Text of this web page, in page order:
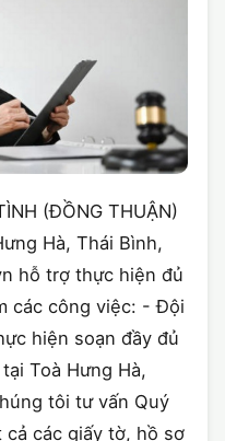
(ĐỒNG THUẬN)
Hà, Thái Bình,
hỗ trợ thực hiện đủ
các công việc: - Đội
hiện soạn đầy đủ
Toà Hưng Hà,
tôi tư vấn Quý
cả các giấy tờ, hồ sơ